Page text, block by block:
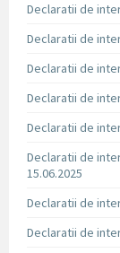
Declaratii de
Declaratii de
Declaratii de
Declaratii de
Declaratii de
Declaratii de
15.06.2025
Declaratii de
Declaratii de